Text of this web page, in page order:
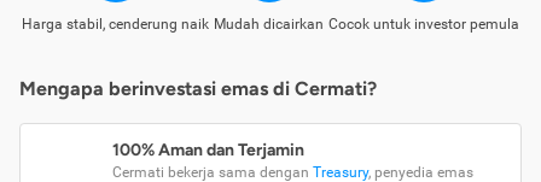
Harga stabil, cenderung naik Mudah dicairkan Cocok untuk investor pemula
Mengapa berinvestasi emas di Cermati?
100% Aman dan Terjamin
Cermati bekerja sama dengan Treasury, penyedia emas